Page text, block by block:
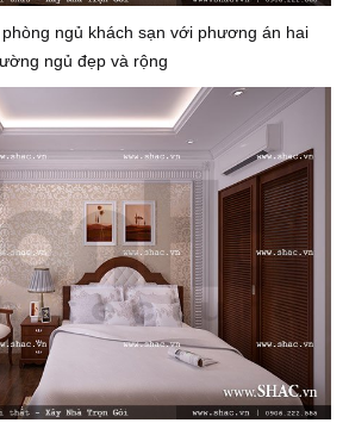
ngủ khách sạn với phương án hai
ngủ đẹp và rộng